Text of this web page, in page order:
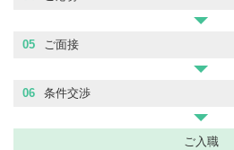
05 ご面接
06 条件交渉
ご入職